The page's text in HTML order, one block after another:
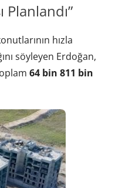
hızla
söyleyen Erdoğan,
64 bin 811 bin